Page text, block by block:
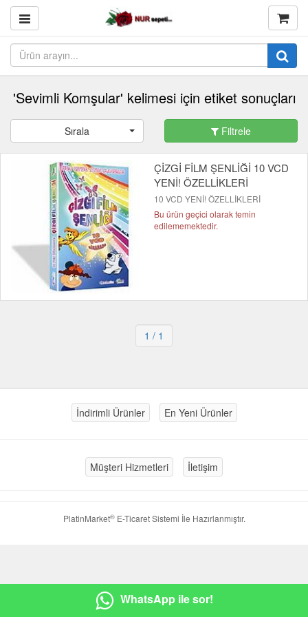
'Sevimli Komşular' kelimesi için etiket sonuçları
Sırala Filtrele
ÇİZGİ FİLM ŞENLİĞİ 10 VCD
YENİ! ÖZELLİKLERİ
10 VCD YENİ! ÖZELLİKLERİ
Bu ürün geçici olarak temin
edilememektedir.
1 / 1
İndirimli Ürünler En Yeni Ürünler
Müşteri Hizmetleri İletişim
PlatinMarket®E-Ticaret Sistemi İle Hazırlanmıştır.
WhatsApp ile sor!